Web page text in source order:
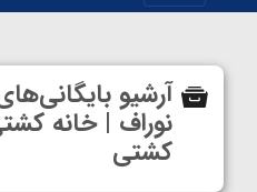
آرشیو
نوراف | خانه
کشتی